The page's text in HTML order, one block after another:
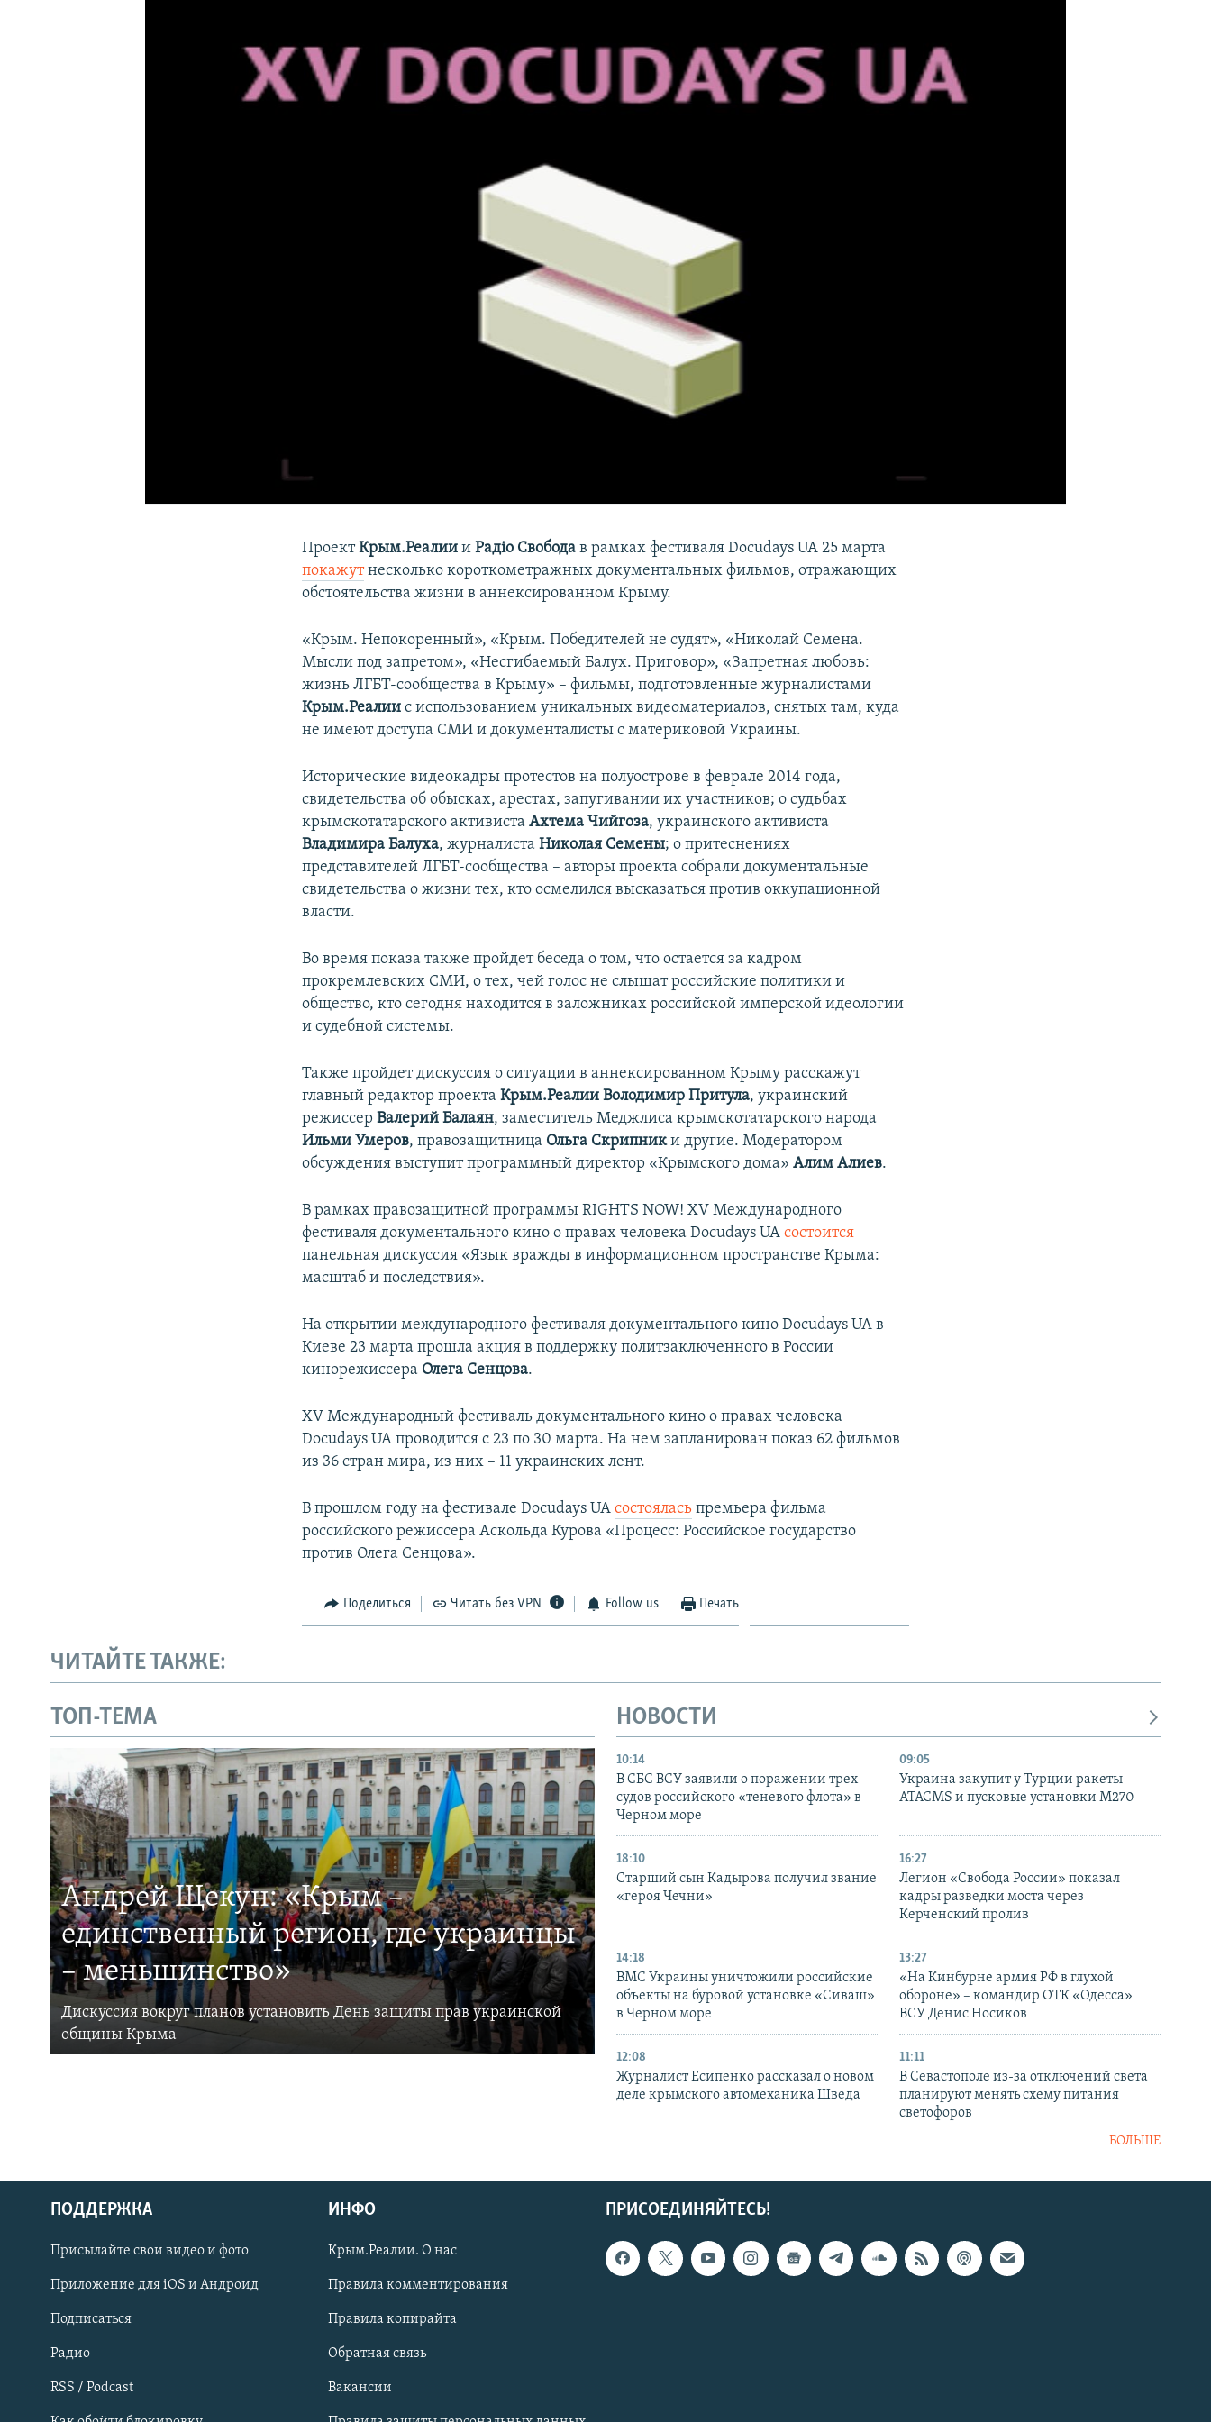
Українською
Qırımtatar
ПРИСОЕДИНЯЙТЕСЬ!
ПроектКрым.Реалии иРадіо Свобода в рамках фестиваля Docudays UA 25 марта
покажутнесколько короткометражных документальных фильмов, отражающих
обстоятельства жизни в аннексированном Крыму.
«Крым. Непокоренный», «Крым. Победителей не судят», «Николай Семена.
Мысли под запретом», «Несгибаемый Балух. Приговор», «Запретная любовь:
жизнь ЛГБТ-сообщества в Крыму» – фильмы, подготовленные журналистами
Крым.Реалии с использованием уникальных видеоматериалов, снятых там, куда
не имеют доступа СМИ и документалисты с материковой Украины.
Исторические видеокадры протестов на полуострове в феврале 2014 года,
свидетельства об обысках, арестах, запугивании их участников; о судьбах
крымскотатарского активистаАхтема Чийгоза, украинского активиста
Владимира Балуха, журналистаНиколая Семены; о притеснениях
представителей ЛГБТ-сообщества – авторы проекта собрали документальные
свидетельства о жизни тех, кто осмелился высказаться против оккупационной
власти.
Во время показа также пройдет беседа о том, что остается за кадром
прокремлевских СМИ, о тех, чей голос не слышат российские политики и
общество, кто сегодня находится в заложниках российской имперской идеологии
и судебной системы.
Также пройдет дискуссия о ситуации в аннексированном Крыму расскажут
главный редактор проектаКрым.Реалии Володимир Притула, украинский
режиссерВалерий Балаян, заместитель Меджлиса крымскотатарского народа
Ильми Умеров, правозащитница Ольга Скрипники другие. Модератором
обсуждения выступит программный директор «Крымского дома»Алим Алиев.
В рамках правозащитной программы RIGHTS NOW! XV Международного
фестиваля документального кино о правах человека Docudays UAсостоится
панельная дискуссия «Язык вражды в информационном пространстве Крыма:
масштаб и последствия».
На открытии международного фестиваля документального кино Docudays UA в
Киеве 23 марта прошла акция в поддержку политзаключенного в России
кинорежиссера Олега Сенцова.
XV Международный фестиваль документального кино о правах человека
Docudays UA проводится с 23 по 30 марта. На нем запланирован показ 62 фильмов
из 36 стран мира, из них – 11 украинских лент.
В прошлом году на фестивале Docudays UAсостоялась премьера фильма
российского режиссера Аскольда Курова «Процесс: Российское государство
против Олега Сенцова».
Поделиться Читать без VPN Follow us Печать
ЧИТАЙТЕ ТАКЖЕ:
ТОП-ТЕМА
Андрей Щекун: «Крым –
единственный регион, где украинцы
– меньшинство»
Дискуссия вокруг планов установить День защиты прав украинской
общины Крыма
НОВОСТИ
10:14
В СБС ВСУ заявили о поражении трех
судов российского «теневого флота» в
Черном море
09:05
Украина закупит у Турции ракеты
ATACMS и пусковые установки M270
18:10
Старший сын Кадырова получил звание
«героя Чечни»
16:27
Легион «Свобода России» показал
кадры разведки моста через
Керченский пролив
14:18
ВМС Украины уничтожили российские
объекты на буровой установке «Сиваш»
в Черном море
13:27
«На Кинбурне армия РФ в глухой
обороне» – командир ОТК «Одесса»
ВСУ Денис Носиков
12:08
Журналист Есипенко рассказал о новом
деле крымского автомеханика Шведа
11:11
В Севастополе из-за отключений света
планируют менять схему питания
светофоров
БОЛЬШЕ
ПРИСОЕДИНЯЙТЕСЬ!
ПОДДЕРЖКА
Присылайте свои видео и фото
Приложение для iOS и Андроид
Подписаться
Радио
RSS / Podcast
ИНФО
Крым.Реалии. О нас
Правила комментирования
Правила копирайта
Обратная связь
Вакансии